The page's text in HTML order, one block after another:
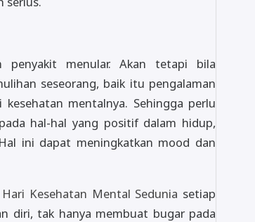
penyakit menular. Akan tetapi bila
seseorang, baik itu pengalaman
mentalnya. Sehingga perlu
hal-hal yang positif dalam hidup,
ini dapat meningkatkan mood dan
Hari Kesehatan Mental Sedunia setiap
diri, tak hanya membuat bugar pada